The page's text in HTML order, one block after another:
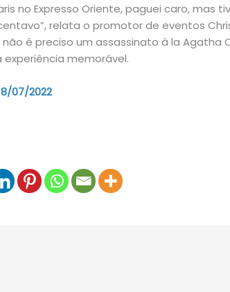
no Expresso Oriente, paguei caro, mas
relata o promotor de eventos
não é preciso um assassinato à la
memorável.
07/2022